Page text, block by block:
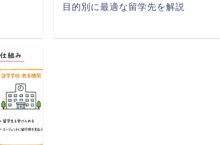
目的別に最適な留学先を解説